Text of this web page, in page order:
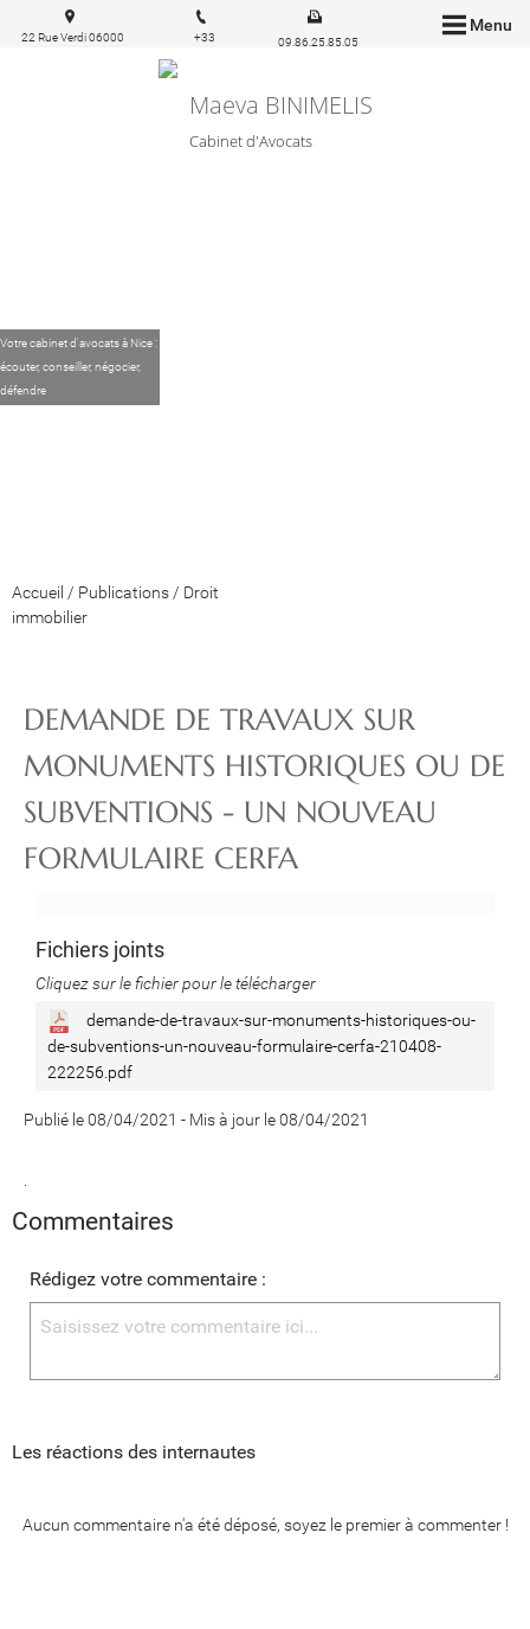
Menu
Maeva BINIMELIS
Cabinet d'Avocats
22 Rue Verdi 06000
+33
09.86.25.85.05
Votre cabinet d'avocats à Nice :
écouter, conseiller, négocier,
défendre
Accueil / Publications / Droit
immobilier
DEMANDE DE TRAVAUX SUR
MONUMENTS HISTORIQUES OU DE
SUBVENTIONS - UN NOUVEAU
FORMULAIRE CERFA
Fichiers joints
Cliquez sur le fichier pour le télécharger
demande-de-travaux-sur-monuments-historiques-ou-
de-subventions-un-nouveau-formulaire-cerfa-210408-
222256.pdf
Publié le 08/04/2021 - Mis à jour le 08/04/2021
.
Commentaires
Rédigez votre commentaire :
Les réactions des internautes
Aucun commentaire n'a été déposé, soyez le premier à commenter !